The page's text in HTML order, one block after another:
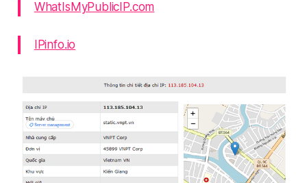
WhatIsMyPublicIP.com
IPinfo.io